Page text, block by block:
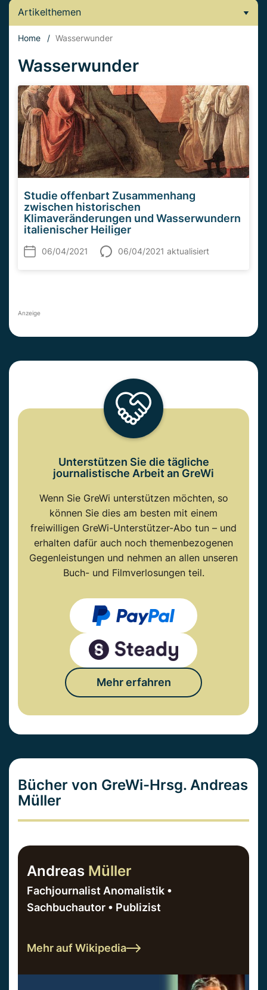
Artikelthemen
Home / Wasserwunder
Wasserwunder
Studie offenbart Zusammenhang
zwischen historischen
Klimaveränderungen und Wasserwundern
italienischer Heiliger
06/04/2021 06/04/2021 aktualisiert
Anzeige
Unterstützen Sie die tägliche
journalistische Arbeit an GreWi
Wenn Sie GreWi unterstützen möchten, so
können Sie dies am besten mit einem
freiwilligen GreWi-Unterstützer-Abo tun – und
erhalten dafür auch noch themenbezogenen
Gegenleistungen und nehmen an allen unseren
Buch- und Filmverlosungen teil.
Mehr erfahren
Bücher von GreWi-Hrsg. Andreas
Müller
Andreas Müller
Fachjournalist Anomalistik •
Sachbuchautor • Publizist
Mehr auf Wikipedia